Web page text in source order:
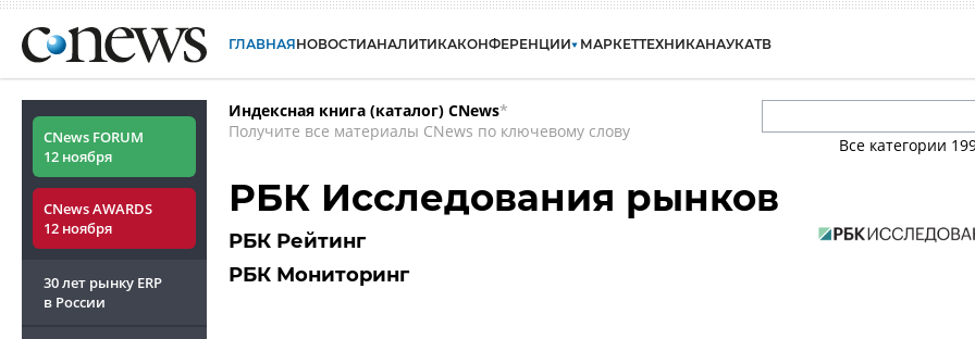
ГЛАВНАЯНОВОСТИАНАЛИТИКАКОНФЕРЕНЦИИ МАРКЕТТЕХНИКАНАУКАТВ
CNews FORUM
12 ноября
CNews AWARDS
12 ноября
30 лет рынку ERP
в России
Индексная книга (каталог) CNews*
Получите все материалы CNews по ключевому слову
Все категории
РБК Исследования рынков
РБК Рейтинг
РБК Мониторинг